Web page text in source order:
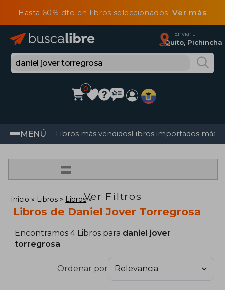
Hasta 60% dto en libros seleccionadosVer más
Enviar a
Quito, Pichincha
0
MENÚ Libros más vendidosLibros importados más
=
Ver Filtros
Inicio Libros Libros
Libros de Daniel Jover Torregrosa
Encontramos 4 Libros para daniel jover
torregrosa
Ordenar por